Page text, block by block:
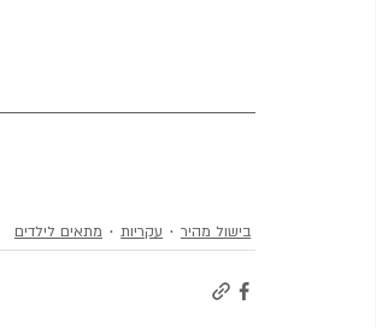
בישול מהיר
עקריות מתאים לילדים